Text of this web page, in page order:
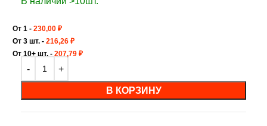
От 1 - 230,00 ₽
От 3 шт. - 216,26 ₽
От 10+ шт. - 207,79 ₽
В КОРЗИНУ